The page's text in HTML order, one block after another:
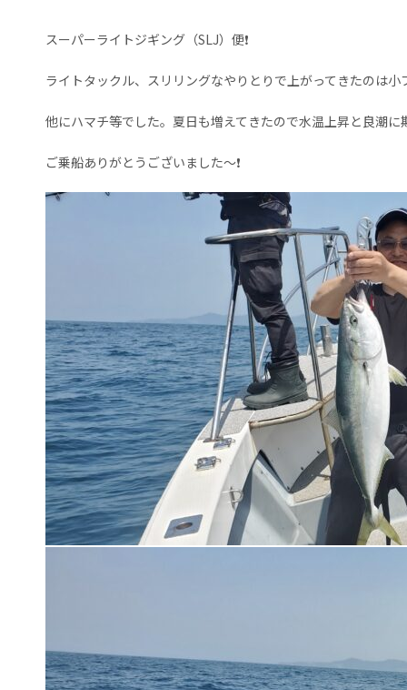
スーパーライトジギング（SLJ）便❗
ライトタックル、スリリングなやりとりで上がってきたのは
他にハマチ等でした。夏日も増えてきたので水温上昇と良潮に
ご乗船ありがとうございました～❗